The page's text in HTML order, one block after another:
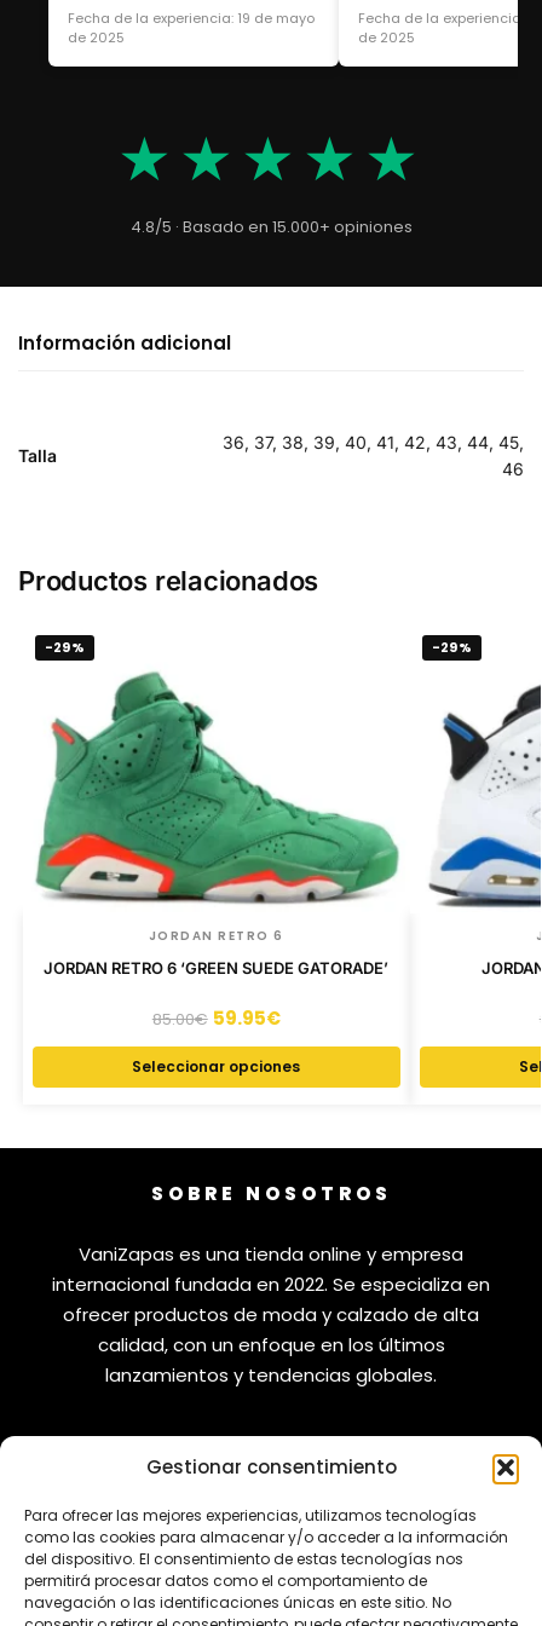
Gestionar consentimiento
Para ofrecer las mejores experiencias, utilizamos tecnologías
como las cookies para almacenar y/o acceder a la información
del dispositivo. El consentimiento de estas tecnologías nos
permitirá procesar datos como el comportamiento de
navegación o las identificaciones únicas en este sitio. No
Fecha de la experiencia: 19 de mayo
de 2025
Fecha de la experiencia:
de 2025
★★★★★
4.8/5 · Basado en 15.000+ opiniones
Información adicional
Talla
36, 37, 38, 39, 40, 41, 42, 43, 44, 45,
46
Productos relacionados
-29%
JORDAN RETRO 6
JORDAN RETRO 6 ‘GREEN SUEDE GATORADE’
85.00€ 59.95€
Seleccionar opciones
-29%
SOBRE NOSOTROS
VaniZapas es una tienda online y empresa
internacional fundada en 2022. Se especializa en
ofrecer productos de moda y calzado de alta
calidad, con un enfoque en los últimos
lanzamientos y tendencias globales.
Envíos
Reembolsos
Aviso Legal
Política de Privacidad